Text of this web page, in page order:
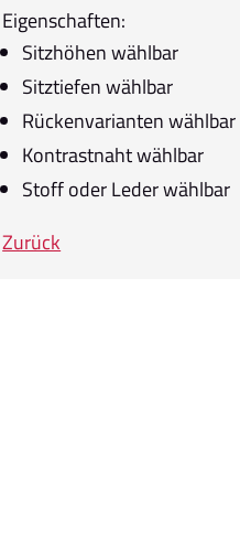
Eigenschaften:
Sitzhöhen wählbar
Sitztiefen wählbar
Rückenvarianten wählbar
Kontrastnaht wählbar
Stoff oder Leder wählbar
Zurück